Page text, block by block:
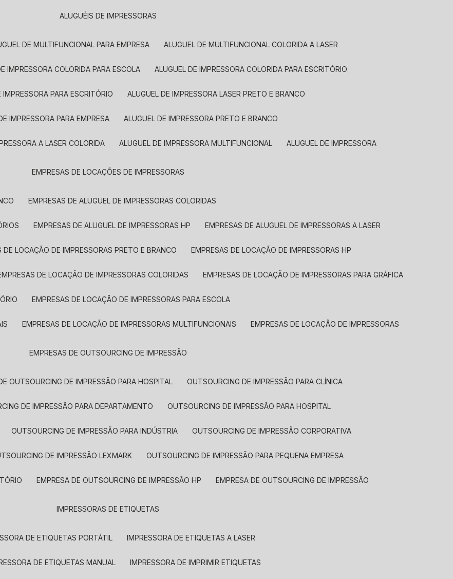
ALUGUÉIS DE IMPRESSORAS
DE MULTIFUNCIONAL PARA EMPRESA ALUGUEL DE MULTIFUNCIONAL COLORIDA A LASER
IMPRESSORA COLORIDA PARA ESCOLA ALUGUEL DE IMPRESSORA COLORIDA PARA ESCRITÓRIO
IMPRESSORA PARA ESCRITÓRIO ALUGUEL DE IMPRESSORA LASER PRETO E BRANCO
IMPRESSORA PARA EMPRESA ALUGUEL DE IMPRESSORA PRETO E BRANCO
A LASER COLORIDA ALUGUEL DE IMPRESSORA MULTIFUNCIONAL ALUGUEL DE IMPRESSORA
EMPRESAS DE LOCAÇÕES DE IMPRESSORAS
EMPRESAS DE ALUGUEL DE IMPRESSORAS COLORIDAS
EMPRESAS DE ALUGUEL DE IMPRESSORAS HP EMPRESAS DE ALUGUEL DE IMPRESSORAS A LASER
DE LOCAÇÃO DE IMPRESSORAS PRETO E BRANCO EMPRESAS DE LOCAÇÃO DE IMPRESSORAS HP
EMPRESAS DE LOCAÇÃO DE IMPRESSORAS COLORIDAS EMPRESAS DE LOCAÇÃO DE IMPRESSORAS PARA GRÁFICA
EMPRESAS DE LOCAÇÃO DE IMPRESSORAS PARA ESCOLA
EMPRESAS DE LOCAÇÃO DE IMPRESSORAS MULTIFUNCIONAIS EMPRESAS DE LOCAÇÃO DE IMPRESSORAS
EMPRESAS DE OUTSOURCING DE IMPRESSÃO
OUTSOURCING DE IMPRESSÃO PARA HOSPITAL OUTSOURCING DE IMPRESSÃO PARA CLÍNICA
DE IMPRESSÃO PARA DEPARTAMENTO OUTSOURCING DE IMPRESSÃO PARA HOSPITAL
OUTSOURCING DE IMPRESSÃO PARA INDÚSTRIA OUTSOURCING DE IMPRESSÃO CORPORATIVA
DE IMPRESSÃO LEXMARK OUTSOURCING DE IMPRESSÃO PARA PEQUENA EMPRESA
EMPRESA DE OUTSOURCING DE IMPRESSÃO HP EMPRESA DE OUTSOURCING DE IMPRESSÃO
IMPRESSORAS DE ETIQUETAS
DE ETIQUETAS PORTÁTIL IMPRESSORA DE ETIQUETAS A LASER
DE ETIQUETAS MANUAL IMPRESSORA DE IMPRIMIR ETIQUETAS